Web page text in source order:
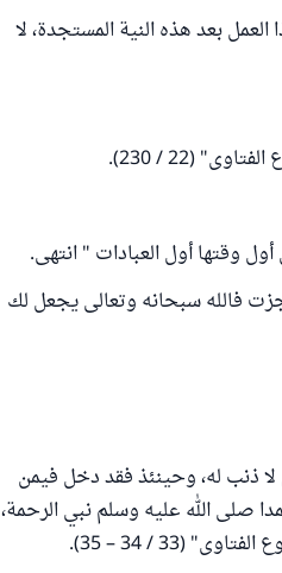
بعد هذه النية المستجدة، لا
(22 / 230).
وقتها أول العبادات " انتهى.
فالله سبحانه وتعالى يجعل لك
ذنب له، وحينئذ فقد دخل فيمن
صلى الله عليه وسلم نبي الرحمة،
/ 34 – 35).